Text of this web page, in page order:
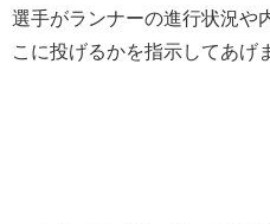
選手がランナーの進行状況や
こに投げるかを指示してあげ